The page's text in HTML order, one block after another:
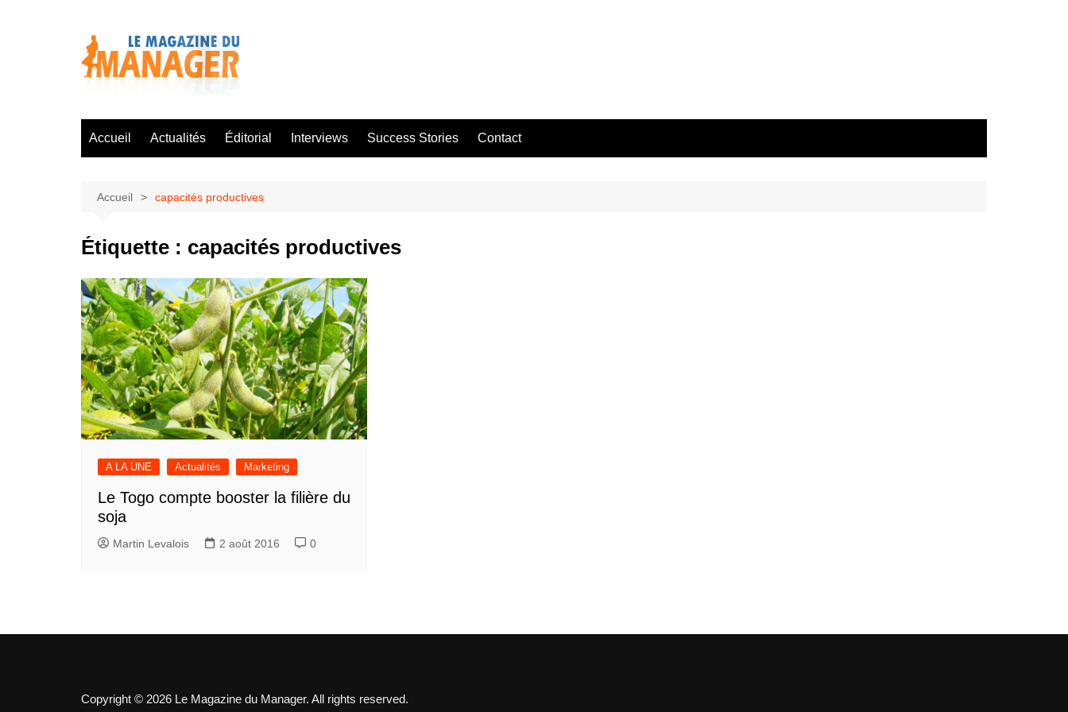
Accueil Actualités Éditorial Interviews Success Stories Contact
Accueil capacités productives
Étiquette : capacités productives
A LA UNE Actualités Marketing
Le Togo compte booster la filière du
soja
Martin Levalois 2 août 2016 0
Copyright © 2026 Le Magazine du Manager. All rights reserved.